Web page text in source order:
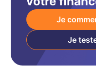
Je
Je